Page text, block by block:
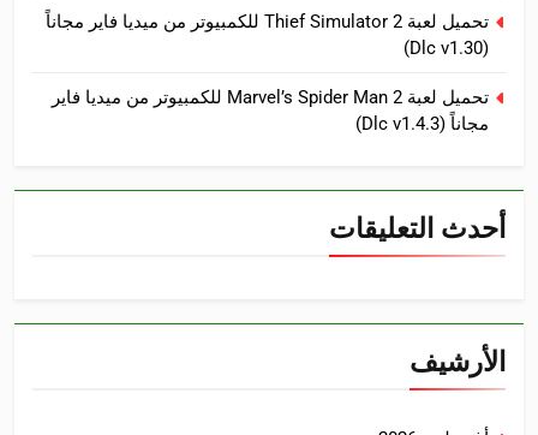
تحميل لعبة Thief Simulator 2 للكمبيوتر من ميديا فاير مجاناً
(Dlc v1.30)
تحميل لعبة Marvel’s Spider Man 2 للكمبيوتر من ميديا فاير
مجاناً (Dlc v1.4.3)
أحدث التعليقات
الأرشيف